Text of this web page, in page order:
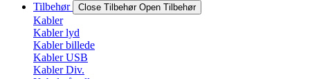
Tilbehør Close Tilbehør Open Tilbehør
Kabler
Kabler lyd
Kabler billede
Kabler USB
Kabler Div.